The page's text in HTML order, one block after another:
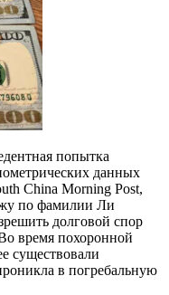
попытка
данных
China Morning Post,
по фамилии Ли
долговой спор
время похоронной
существовали
в погребальную